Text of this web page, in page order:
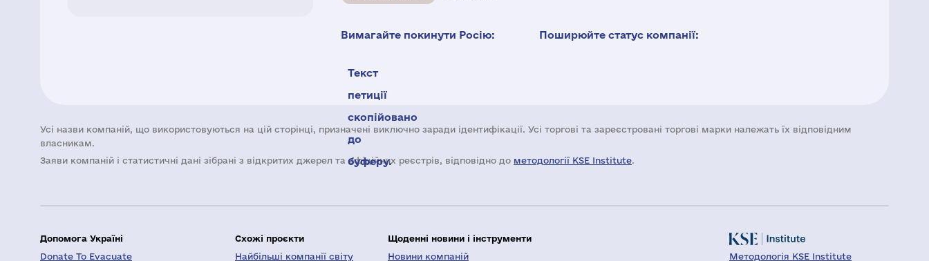
Вимагайте покинути Росію:
Текст
петиції
скопійовано
до
буферу.
Поширюйте статус компанії:
Усі назви компаній, що використовуються на цій сторінці, призначені виключно заради ідентифікації. Усі торгові та зареєстровані торгові марки належать їх відповідним
власникам.
Заяви компаній i статистичні дані зібрані з відкритих джерел та офіційних реєстрів, відповідно до методології KSE Institute.
Допомога Україні
Donate To Evacuate
Схожі проєкти
Найбільші компанії світу
Щоденні новини і інструменти
Новини компаній
Методологія KSE Institute